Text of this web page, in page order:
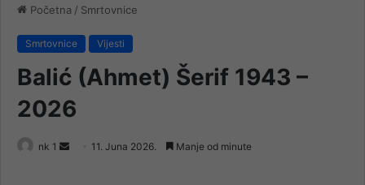
Početna / Smrtovnice
Smrtovnice Vijesti
Balić (Ahmet) Šerif 1943 –
2026
nk 1
Send 11. Juna 2026. Manje od minute